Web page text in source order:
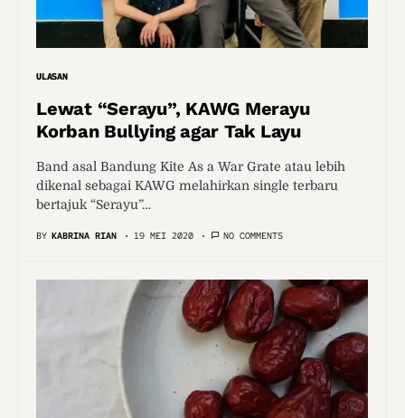
ULASAN
Lewat “Serayu”, KAWG Merayu
Korban Bullying agar Tak Layu
Band asal Bandung Kite As a War Grate atau lebih
dikenal sebagai KAWG melahirkan single terbaru
bertajuk “Serayu”…
BY KABRINA RIAN 19 MEI 2020 NO COMMENTS